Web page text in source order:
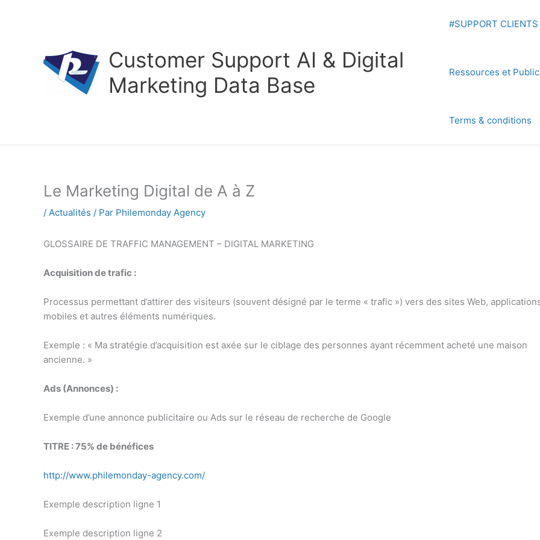
Customer Support AI & Digital
Marketing Data Base
#SUPPORT CLIENTS
Ressources et
Terms & conditions
Le Marketing Digital de A à Z
/ Actualités / Par Philemonday Agency
GLOSSAIRE DE TRAFFIC MANAGEMENT – DIGITAL MARKETING
Acquisition de trafic :
Processus permettant d’attirer des visiteurs (souvent désigné par le terme « trafic ») vers des sites Web,
mobiles et autres éléments numériques.
Exemple : « Ma stratégie d’acquisition est axée sur le ciblage des personnes ayant récemment acheté une maison
ancienne. »
Ads (Annonces) :
Exemple d’une annonce publicitaire ou Ads sur le réseau de recherche de Google
TITRE : 75% de bénéfices
http://www.philemonday-agency.com/
Exemple description ligne 1
Exemple description ligne 2